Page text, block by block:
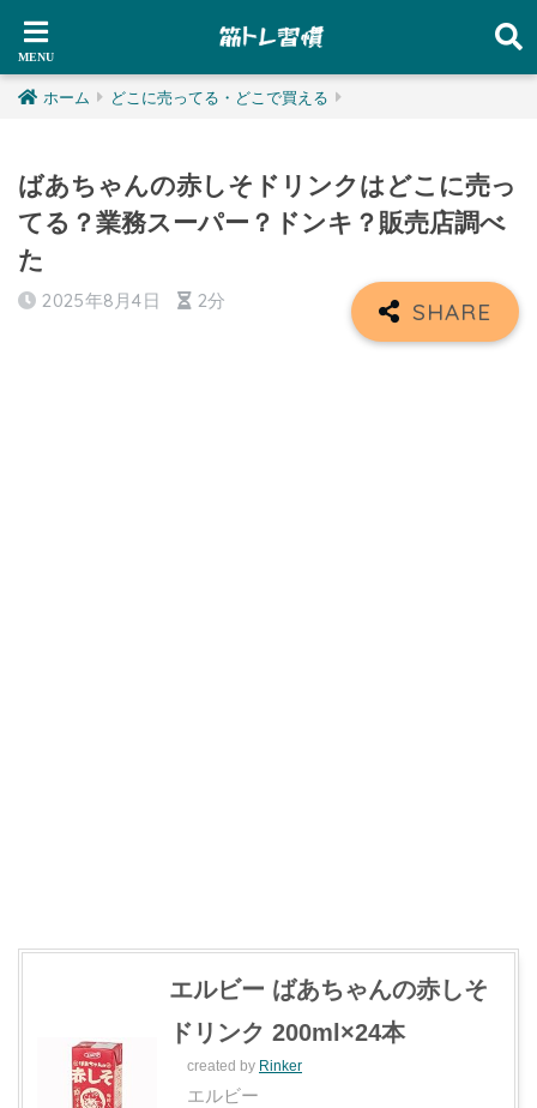
ホーム どこに売ってる・どこで買える
ばあちゃんの赤しそドリンクはどこに売っ
てる？業務スーパー？ドンキ？販売店調べ
た
2025年8月4日 2分
エルビー ばあちゃんの赤しそ
ドリンク 200ml×24本
created by Rinker
エルビー